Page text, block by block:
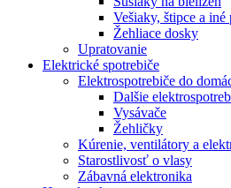
Vešiaky, štipce a iné
Žehliace dosky
Upratovanie
Elektrické spotrebiče
Elektrospotrebiče do
Dalšie
Vysávače
Žehličky
Kúrenie, ventilátory a
Starostlivosť o vlasy
Zábavná elektronika